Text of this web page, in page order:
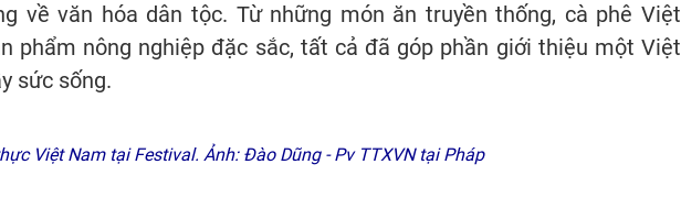
về văn hóa dân tộc. Từ những món ăn truyền thống, cà phê Việt
phẩm nông nghiệp đặc sắc, tất cả đã góp phần giới thiệu một Việt
sức sống.
Việt Nam tại Festival. Ảnh: Đào Dũng - Pv TTXVN tại Pháp